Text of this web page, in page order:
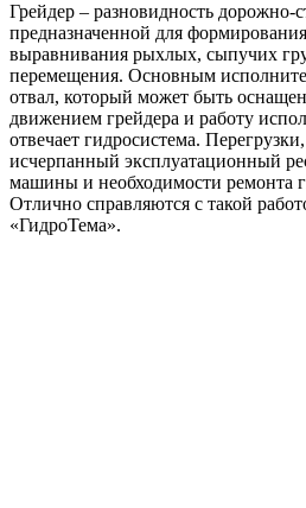
Грейдер – разновидность дорожно-
предназначенной для
выравнивания рыхлых, сыпучих
перемещения. Основным
отвал, который может быть
движением грейдера и работу
отвечает гидросистема.
исчерпанный эксплуатационный
машины и необходимости ремонта
Отлично справляются с такой
«ГидроТема».